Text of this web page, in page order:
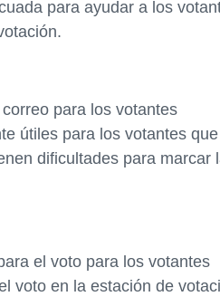
para ayudar a los
para los votantes
útiles para los votantes
dificultades para marcar
el voto para los votantes
voto en la estación de